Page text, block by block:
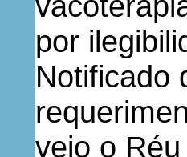
por
Notificado
veio o Réu